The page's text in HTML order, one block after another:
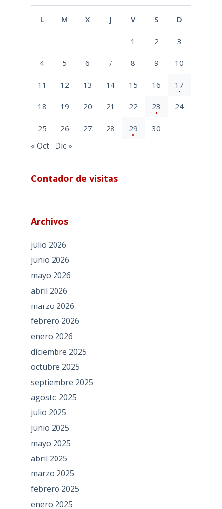
L M X J V S D
1 2 3
4 5 6 7 8 9 10
11 12 13 14 15 16 17
18 19 20 21 22 23 24
25 26 27 28 29 30
« Oct Dic »
Contador de visitas
Archivos
julio 2026
junio 2026
mayo 2026
abril 2026
marzo 2026
febrero 2026
enero 2026
diciembre 2025
octubre 2025
septiembre 2025
agosto 2025
julio 2025
junio 2025
mayo 2025
abril 2025
marzo 2025
febrero 2025
enero 2025